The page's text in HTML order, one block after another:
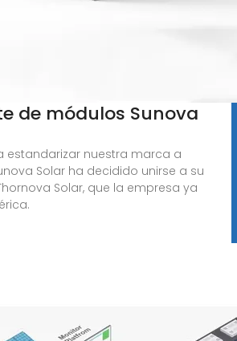
de módulos Sunova
estandarizar nuestra marca a
Solar ha decidido unirse a su
Solar, que la empresa ya